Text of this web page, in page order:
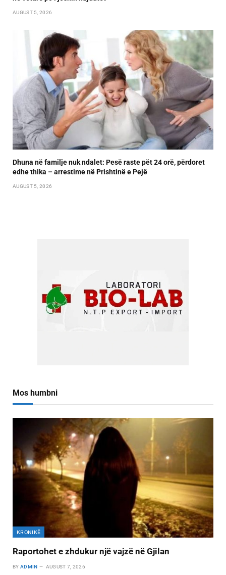
AUGUST 5, 2026
Dhuna në familje nuk ndalet: Pesë raste pët 24 orë, përdoret
edhe thika – arrestime në Prishtinë e Pejë
AUGUST 5, 2026
Mos humbni
KRONIKË
Raportohet e zhdukur një vajzë në Gjilan
BY ADMIN AUGUST 7, 2026